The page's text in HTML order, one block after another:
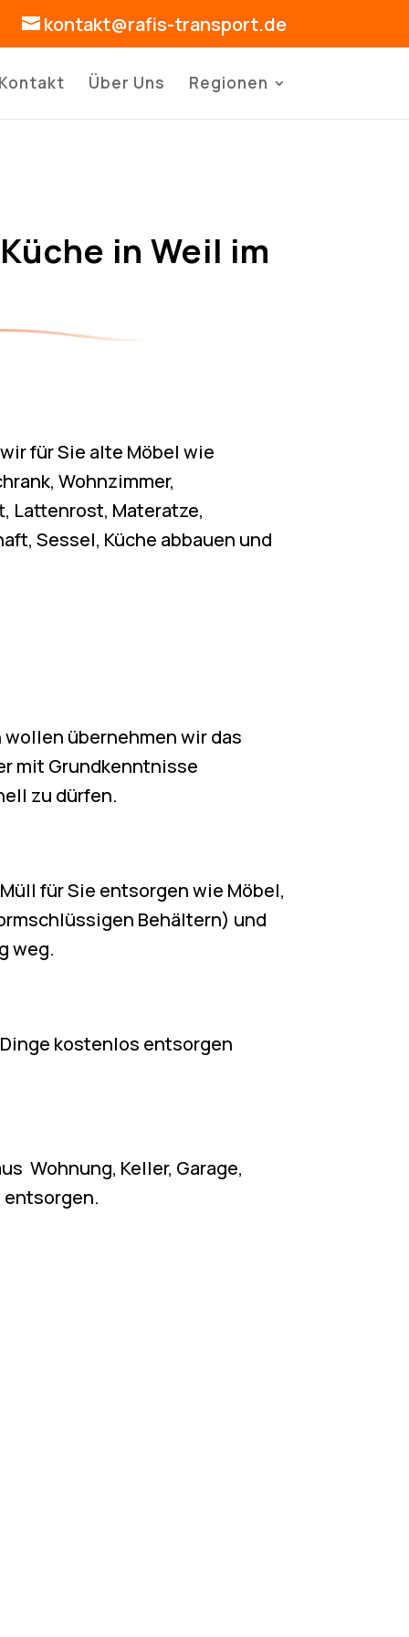
kontakt@rafis-transport.de
Kontakt Über Uns Regionen
in Weil im
für Sie alte Möbel wie
Wohnzimmer,
Lattenrost, Materatze,
Sessel, Küche abbauen und
wollen übernehmen wir das
mit Grundkenntnisse
zu dürfen.
für Sie entsorgen wie Möbel,
Behältern) und
weg.
kostenlos entsorgen
Wohnung, Keller, Garage,
entsorgen.